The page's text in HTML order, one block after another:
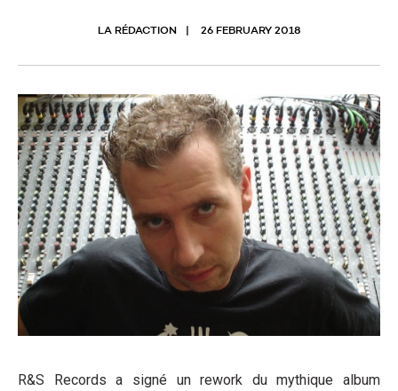
LA RÉDACTION 26 FEBRUARY 2018
R&S Records a signé un rework du mythique album